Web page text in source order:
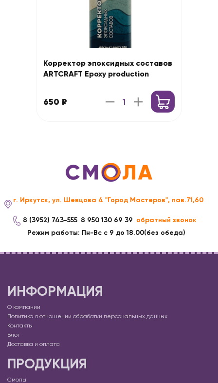
Корректор эпоксидных составов
ARTCRAFT Epoxy production
650 ₽
г. Иркутск, ул. Шевцова 4 "Город Мастеров", пав.71,60
8 (3952) 743-555 8 950 130 69 39 обратный звонок
Режим работы: Пн-Вс с 9 до 18.00(без обеда)
ИНФОРМАЦИЯ
О компании
Политика в отношении обработки персональных данных
Контакты
Блог
Доставка и оплата
ПРОДУКЦИЯ
Смолы